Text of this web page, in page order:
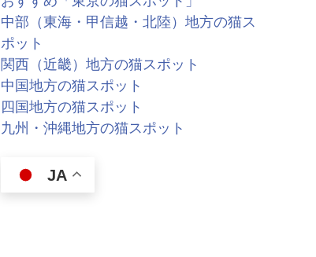
中部（東海・甲信越・北陸）地方の猫ス
ポット
関西（近畿）地方の猫スポット
中国地方の猫スポット
四国地方の猫スポット
九州・沖縄地方の猫スポット
JA